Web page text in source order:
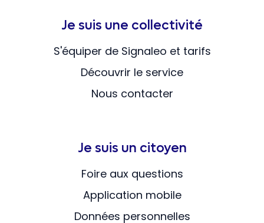
Je suis une collectivité
S'équiper de Signaleo et tarifs
Découvrir le service
Nous contacter
Je suis un citoyen
Foire aux questions
Application mobile
Données personnelles